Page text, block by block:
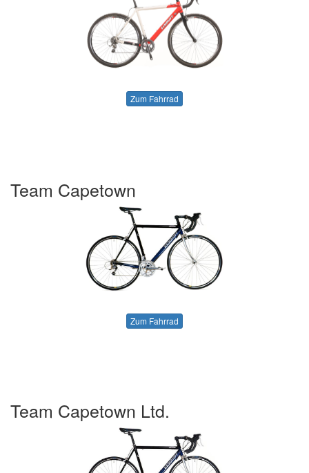
Zum Fahrrad
Team Capetown
Zum Fahrrad
Team Capetown Ltd.